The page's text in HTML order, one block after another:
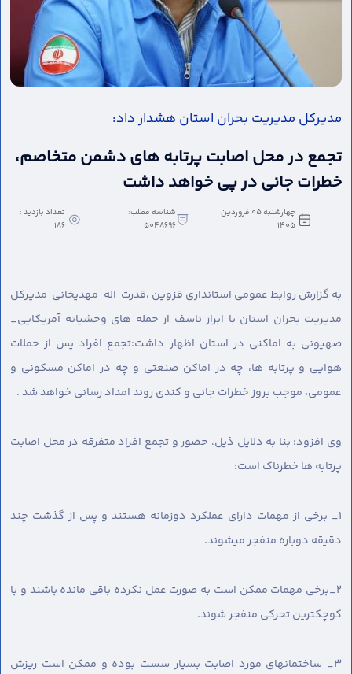
مدیر‌کل مدیریت بحران استان هشدار داد:
تجمع در محل اصابت پرتابه های دشمن متخاصم،
خطرات جانی در پی خواهد داشت
چهارشنبه 05 فروردین
1405
شناسه مطلب:
5048696
تعداد بازدید :
186
به گزارش روابط عمومی استانداری قزوین ،قدرت اله مهدیخانی مدیرکل
مدیریت بحران استان با ابراز تاسف از حمله های وحشیانه آمریکایی_
صهیونی به اماکنی در استان اظهار داشت:تجمع افراد پس از حملات
هوایی و پرتابه ها، چه در اماکن صنعتی و چه در اماکن مسکونی و
عمومی، موجب بروز خطرات جانی و کندی روند امداد رسانی خواهد شد .
وی افزود: بنا به دلایل ذیل، حضور و تجمع افراد متفرقه در محل اصابت
پرتابه ها خطرناک است:
۱_ برخی از مهمات دارای عملکرد دوزمانه هستند و پس از گذشت چند
دقیقه دوباره منفجر میشوند.
۲_برخی مهمات ممکن است به صورت عمل نکرده باقی مانده باشند و با
کوچکترین تحرکی منفجر شوند.
۳_ ساختمانهای مورد اصابت بسیار سست بوده و ممکن است ریزش